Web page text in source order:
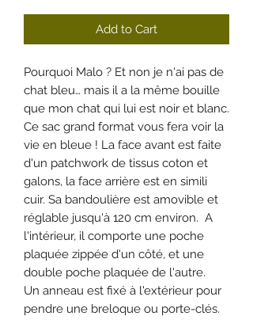
Add to Cart
Pourquoi Malo ? Et non je n'ai pas de
chat bleu… mais il a la même bouille
que mon chat qui lui est noir et blanc.
Ce sac grand format vous fera voir la
vie en bleue ! La face avant est faite
d'un patchwork de tissus coton et
galons, la face arrière est en simili
cuir. Sa bandoulière est amovible et
réglable jusqu'à 120 cm environ. A
l'intérieur, il comporte une poche
plaquée zippée d'un côté, et une
double poche plaquée de l'autre.
Un anneau est fixé à l'extérieur pour
pendre une breloque ou porte-clés.